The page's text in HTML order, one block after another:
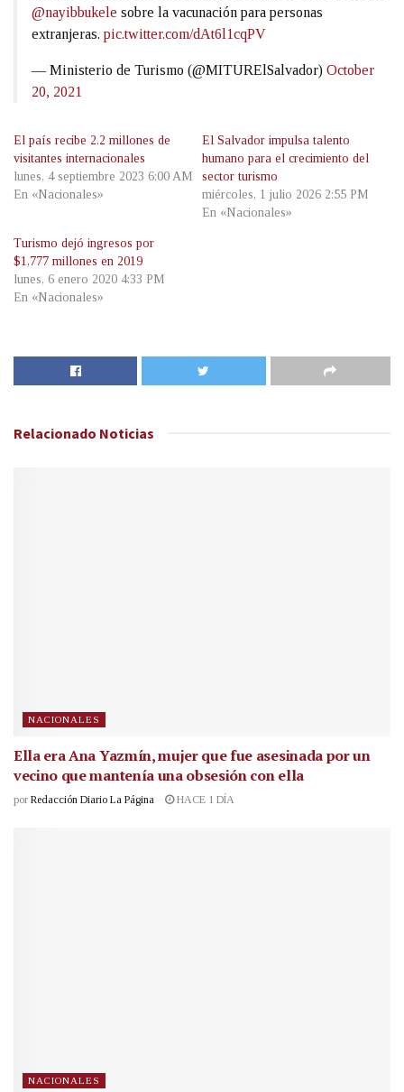
@nayibbukele sobre la vacunación para personas
extranjeras. pic.twitter.com/dAt6l1cqPV
— Ministerio de Turismo (@MITURElSalvador) October
20, 2021
El país recibe 2.2 millones de
visitantes internacionales
lunes, 4 septiembre 2023 6:00 AM
En «Nacionales»
El Salvador impulsa talento
humano para el crecimiento del
sector turismo
miércoles, 1 julio 2026 2:55 PM
En «Nacionales»
Turismo dejó ingresos por
$1,777 millones en 2019
lunes, 6 enero 2020 4:33 PM
En «Nacionales»
Relacionado Noticias
NACIONALES
Ella era Ana Yazmín, mujer que fue asesinada por un
vecino que mantenía una obsesión con ella
por Redacción Diario La Página HACE 1 DÍA
NACIONALES